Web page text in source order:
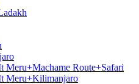
Meru+Machame Route+Safari
Meru+Kilimanjaro